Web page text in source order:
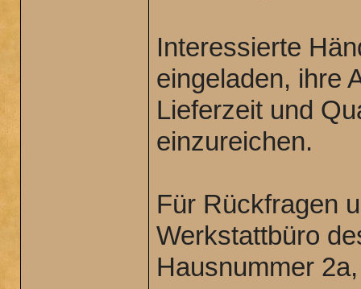
Interessierte
eingeladen, ihre
Lieferzeit und
einzureichen.
Für Rückfragen
Werkstattbüro
Hausnummer